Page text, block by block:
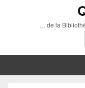
… de la